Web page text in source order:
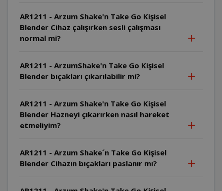
AR1211 - Arzum Shake'n Take Go Kişisel
Blender Cihaz çalışırken sesli çalışması
normal mi?
AR1211 - ArzumShake'n Take Go Kişisel
Blender bıçakları çıkarılabilir mi?
AR1211 - Arzum Shake'n Take Go Kişisel
Blender Hazneyi çıkarırken nasıl hareket
etmeliyim?
AR1211 - Arzum Shake´n Take Go Kişisel
Blender Cihazın bıçakları paslanır mı?